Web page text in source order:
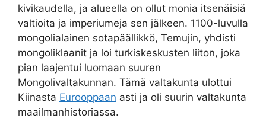
kivikaudella, ja alueella on ollut monia itsenäisiä
valtioita ja imperiumeja sen jälkeen. 1100-luvulla
mongolialainen sotapäällikkö, Temujin, yhdisti
mongoliklaanit ja loi turkiskeskusten liiton, joka
pian laajentui luomaan suuren
Mongolivaltakunnan. Tämä valtakunta ulottui
Kiinasta Eurooppaan asti ja oli suurin valtakunta
maailmanhistoriassa.